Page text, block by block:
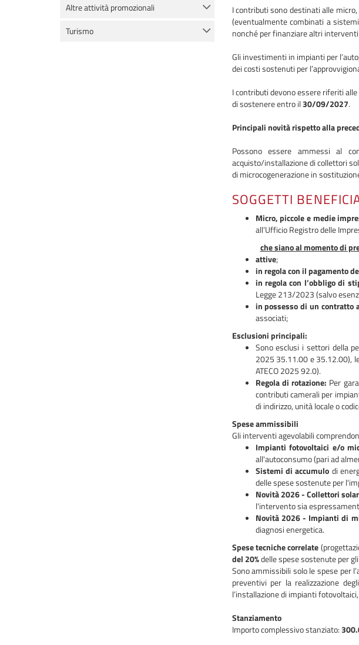
Altre attività promozionali
Turismo
I contributi sono destinati alle
(eventualmente combinati a
nonché per finanziare altri
Gli investimenti in impianti per
dei costi sostenuti per
I contributi devono essere riferiti
di sostenere entro il30/09/2027.
Principali novità rispetto alla
Possono essere ammessi al
acquisto/installazione di collettori
di microcogenerazione in
SOGGETTI
Micro, piccole e medie
all’Ufficio Registro delle
che siano al momento di
attive;
in regola con il pagamento
in regola con l’obbligo di
Legge 213/2023 (salvo
in possesso di un
associati;
Esclusioni principali:
Sono esclusi i settori della
2025 35.11.00 e 35.12.00),
ATECO 2025 92.0).
Regola di rotazione: Per
contributi camerali per
di indirizzo, unità locale o
Spese ammissibili
Gli interventi agevolabili
Impianti fotovoltaici e/o
all'autoconsumo (pari ad
Sistemi di accumulo di
delle spese sostenute per
Novità 2026 - Collettori
l'intervento sia
Novità 2026 - Impianti di
diagnosi energetica.
Spese tecniche correlate
del 20%delle spese sostenute per
Sono ammissibili solo le spese per
preventivi per la realizzazione
l’installazione di impianti
Stanziamento
Importo complessivo stanziato: